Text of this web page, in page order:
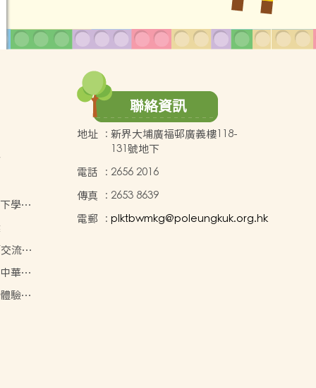
學期
流及
華文
驗式
聯絡資訊
地址 : 新界大埔廣福邨廣義樓118-
131號地下
電話 : 2656 2016
傳真 : 2653 8639
電郵 : plktbwmkg@poleungkuk.org.hk